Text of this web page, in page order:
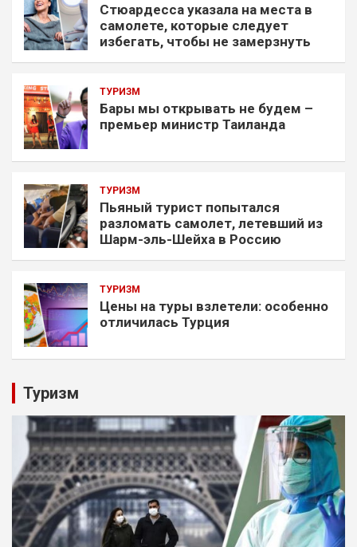
Стюардесса указала на места в
самолете, которые следует
избегать, чтобы не замерзнуть
ТУРИЗМ
Бары мы открывать не будем –
премьер министр Таиланда
ТУРИЗМ
Пьяный турист попытался
разломать самолет, летевший из
Шарм-эль-Шейха в Россию
ТУРИЗМ
Цены на туры взлетели: особенно
отличилась Турция
Туризм